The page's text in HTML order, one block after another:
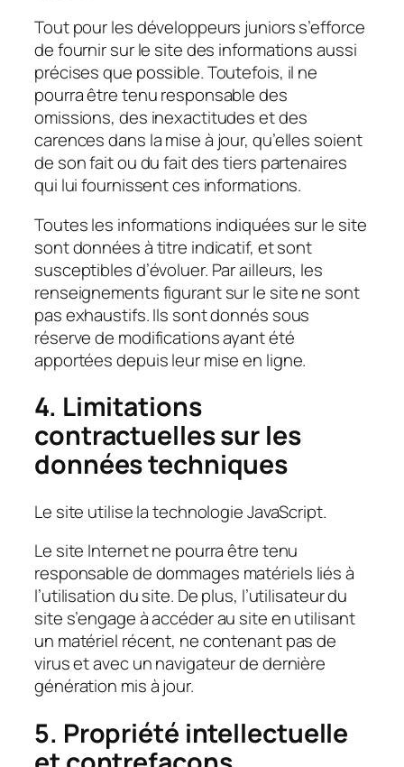
Tout pour les développeurs juniors s’efforce
de fournir sur le site des informations aussi
précises que possible. Toutefois, il ne
pourra être tenu responsable des
omissions, des inexactitudes et des
carences dans la mise à jour, qu’elles soient
de son fait ou du fait des tiers partenaires
qui lui fournissent ces informations.
Toutes les informations indiquées sur le site
sont données à titre indicatif, et sont
susceptibles d’évoluer. Par ailleurs, les
renseignements figurant sur le site ne sont
pas exhaustifs. Ils sont donnés sous
réserve de modifications ayant été
apportées depuis leur mise en ligne.
4. Limitations
contractuelles sur les
données techniques
Le site utilise la technologie JavaScript.
Le site Internet ne pourra être tenu
responsable de dommages matériels liés à
l’utilisation du site. De plus, l’utilisateur du
site s’engage à accéder au site en utilisant
un matériel récent, ne contenant pas de
virus et avec un navigateur de dernière
génération mis à jour.
5. Propriété intellectuelle